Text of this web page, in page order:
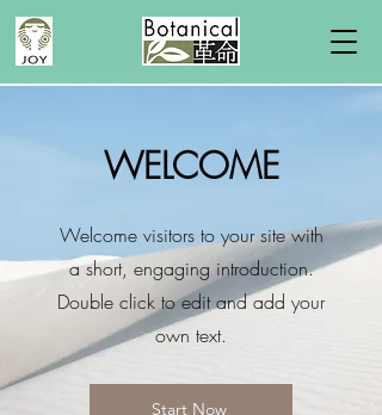
WELCOME
Welcome visitors to your site with
a short, engaging introduction.
Double click to edit and add your
own text.
Start Now